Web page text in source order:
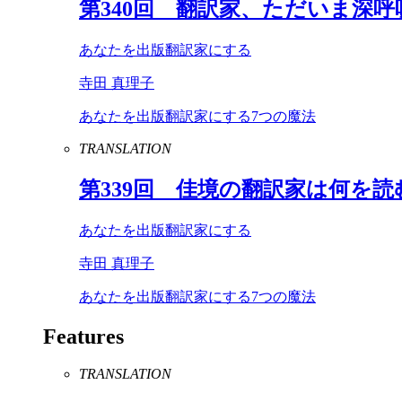
第340回 翻訳家、ただいま深呼
あなたを出版翻訳家にする
寺田 真理子
あなたを出版翻訳家にする7つの魔法
TRANSLATION
第339回 佳境の翻訳家は何を読
あなたを出版翻訳家にする
寺田 真理子
あなたを出版翻訳家にする7つの魔法
Features
TRANSLATION